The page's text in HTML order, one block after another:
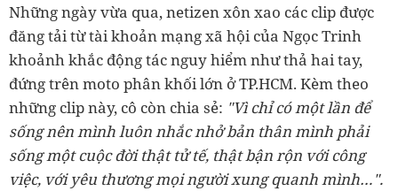
Những ngày vừa qua, netizen xôn xao các clip được
đăng tải từ tài khoản mạng xã hội của Ngọc Trinh
khoảnh khắc động tác nguy hiểm như thả hai tay,
đứng trên moto phân khối lớn ở TP.HCM. Kèm theo
những clip này, cô còn chia sẻ: "Vì chỉ có một lần để
sống nên mình luôn nhắc nhở bản thân mình phải
sống một cuộc đời thật tử tế, thật bận rộn với công
việc, với yêu thương mọi người xung quanh mình…".